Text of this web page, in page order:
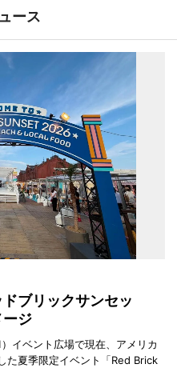
ース
ブリックサンセッ
ージ
イベント広場で現在、アメリカ
た夏季限定イベント「Red Brick